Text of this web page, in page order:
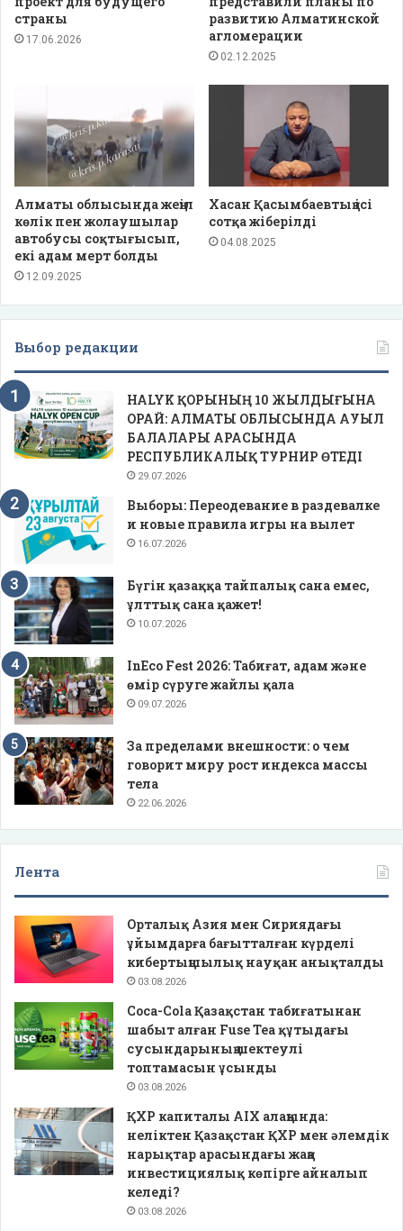
страны
17.06.2026
развитию Алматинской
агломерации
02.12.2025
Алматы облысында жеңіл
көлік пен жолаушылар
автобусы соқтығысып,
екі адам мерт болды
12.09.2025
Хасан Қасымбаевтың ісі
сотқа жіберілді
04.08.2025
Выбор редакции
HALYK ҚОРЫНЫҢ 10 ЖЫЛДЫҒЫНА
ОРАЙ: АЛМАТЫ ОБЛЫСЫНДА АУЫЛ
БАЛАЛАРЫ АРАСЫНДА
РЕСПУБЛИКАЛЫҚ ТУРНИР ӨТЕДІ
29.07.2026
Выборы: Переодевание в раздевалке
и новые правила игры на вылет
16.07.2026
Бүгін қазаққа тайпалық сана емес,
ұлттық сана қажет!
10.07.2026
InEco Fest 2026: Табиғат, адам және
өмір сүруге жайлы қала
09.07.2026
За пределами внешности: о чем
говорит миру рост индекса массы
тела
22.06.2026
Лента
Орталық Азия мен Сириядағы
ұйымдарға бағытталған күрделі
кибертыңшылық науқан анықталды
03.08.2026
Coca-Cola Қазақстан табиғатынан
шабыт алған Fuse Tea құтыдағы
сусындарының шектеулі
топтамасын ұсынды
03.08.2026
ҚХР капиталы AIX алаңында:
неліктен Қазақстан ҚХР мен әлемдік
нарықтар арасындағы жаңа
инвестициялық көпірге айналып
келеді?
03.08.2026